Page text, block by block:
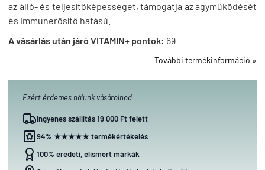
az álló- és teljesítőképességet, támogatja az agyműködését
és immunerősítő hatású.
A vásárlás után járó VITAMIN+ pontok: 69
További termékinformáció »
Ezért érdemes nálunk vásárolnod
Ingyenes szállítás 19 000 Ft felett
94% ★★★★★ termékértékelés
100% eredeti, elismert márkák